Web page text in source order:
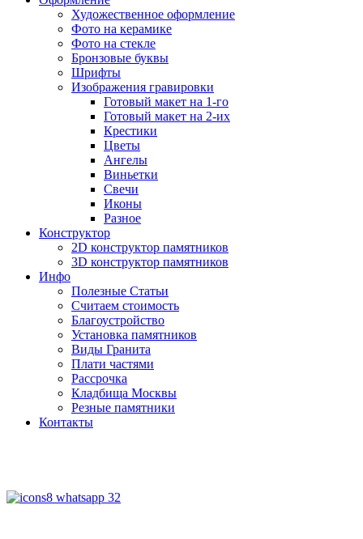
Художественное оформление
Фото на керамике
Фото на стекле
Бронзовые буквы
Шрифты
Изображения гравировки
Готовый макет на 1-го
Готовый макет на 2-их
Крестики
Цветы
Ангелы
Виньетки
Свечи
Иконы
Разное
Конструктор
2D конструктор памятников
3D конструктор памятников
Инфо
Полезные Статьи
Считаем стоимость
Благоустройство
Установка памятников
Виды Гранита
Плати частями
Рассрочка
Кладбища Москвы
Резные памятники
Контакты